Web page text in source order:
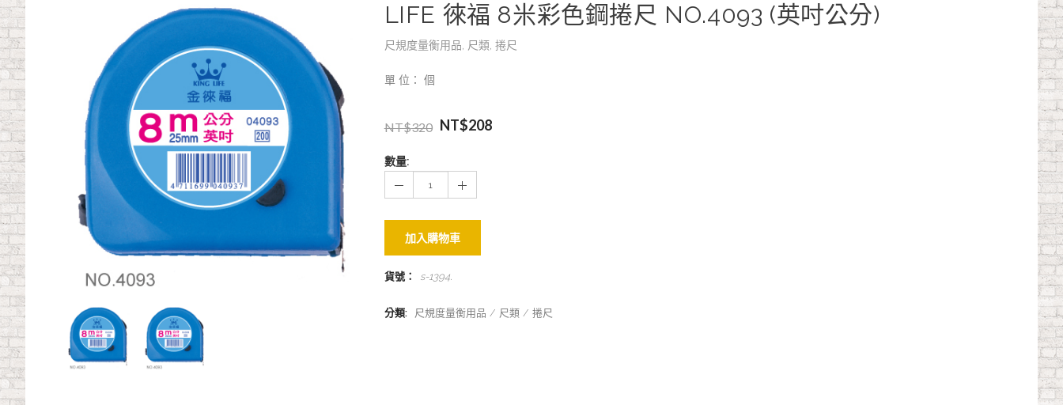
LIFE 徠福 8米彩色鋼捲尺 NO.4093 (英吋公分)
尺規度量衡用品 尺類, 捲尺
單 位： 個
NT$320 NT$208
數量:
加入購物車
貨號： s-1394.
分類: 尺規度量衡用品 尺類 捲尺